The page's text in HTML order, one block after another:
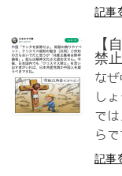
記事
【
禁止
な
し
で
らで
記事